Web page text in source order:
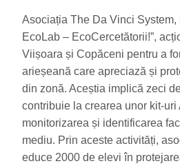
Asociația The Da Vinci System,
EcoLab – EcoCercetătorii!”,
Viișoara și Copăceni pentru a
arieșeană care apreciază și
din zonă. Aceștia implică zeci
contribuie la crearea unor kit-uri
monitorizarea și identificarea
mediu. Prin aceste activități,
educe 2000 de elevi în